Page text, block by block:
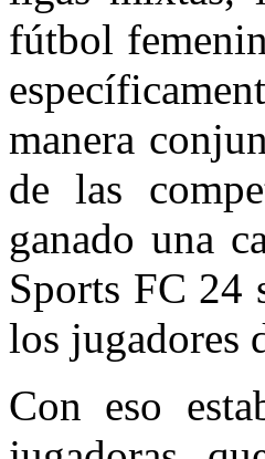
fútbol
manera
de las
ganado una
Sports FC 24
los jugadores
Con eso